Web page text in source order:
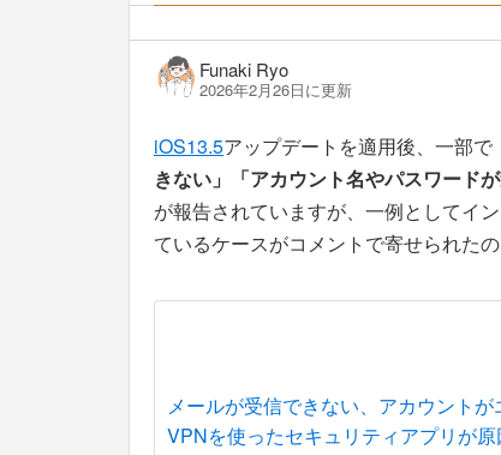
Funaki Ryo
2026年2月26日に更新
iOS13.5アップデートを適用後、一部で
きない」
「アカウント名やパスワード
が報告されていますが、一例としてイ
ているケースがコメントで寄せられたの
メールが受信できない、アカウント
VPNを使ったセキュリティアプリが原